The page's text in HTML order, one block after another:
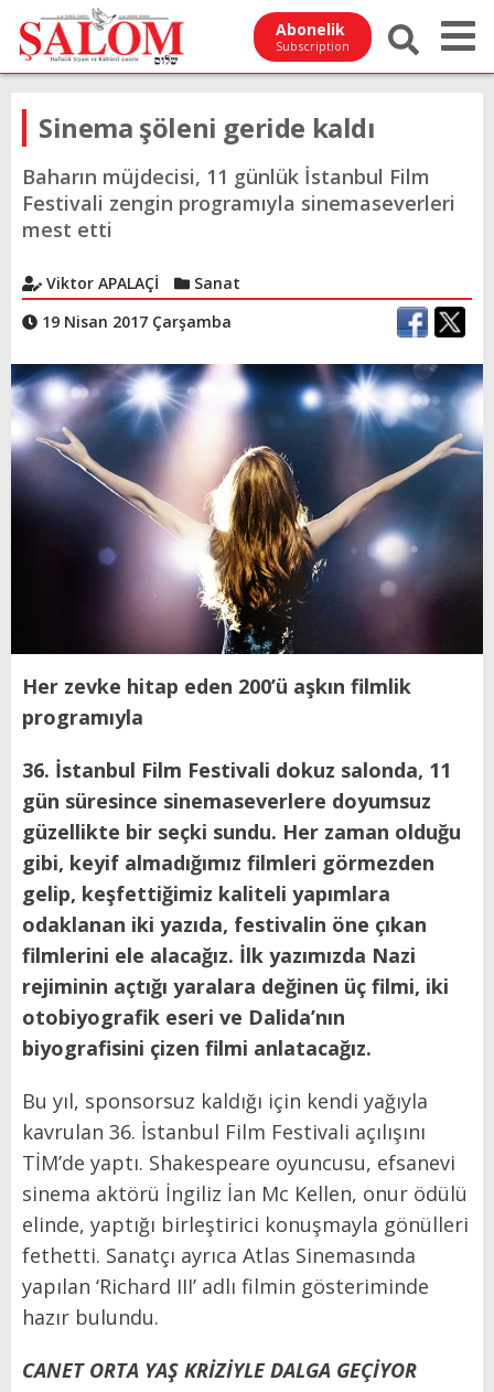
Abonelik
Subscription
Sinema şöleni geride kaldı
Baharın müjdecisi, 11 günlük İstanbul Film
Festivali zengin programıyla sinemaseverleri
mest etti
Viktor APALAÇİ
Sanat
19 Nisan 2017 Çarşamba
Her zevke hitap eden 200’ü aşkın filmlik
programıyla
36. İstanbul Film Festivali dokuz salonda, 11
gün süresince sinemaseverlere doyumsuz
güzellikte bir seçki sundu. Her zaman olduğu
gibi, keyif almadığımız filmleri görmezden
gelip, keşfettiğimiz kaliteli yapımlara
odaklanan iki yazıda, festivalin öne çıkan
filmlerini ele alacağız. İlk yazımızda Nazi
rejiminin açtığı yaralara değinen üç filmi, iki
otobiyografik eseri ve Dalida’nın
biyografisini çizen filmi anlatacağız.
Bu yıl, sponsorsuz kaldığı için kendi yağıyla
kavrulan 36. İstanbul Film Festivali açılışını
TİM’de yaptı. Shakespeare oyuncusu, efsanevi
sinema aktörü İngiliz İan Mc Kellen, onur ödülü
elinde, yaptığı birleştirici konuşmayla gönülleri
fethetti. Sanatçı ayrıca Atlas Sinemasında
yapılan ‘Richard III’ adlı filmin gösteriminde
hazır bulundu.
CANET ORTA YAŞ KRİZİYLE DALGA GEÇİYOR